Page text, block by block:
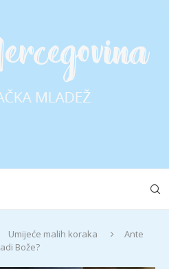
Umijeće malih koraka
Ante
Bože?